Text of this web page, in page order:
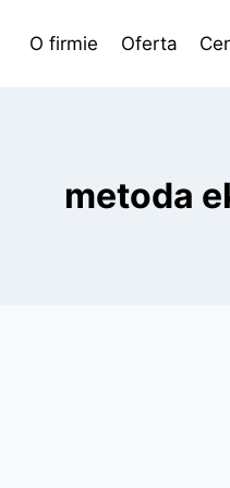
O firmie Oferta
metoda